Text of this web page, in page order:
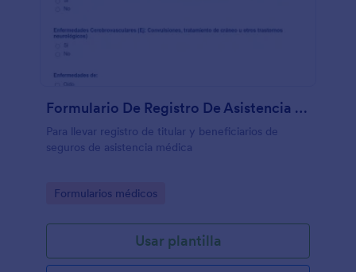
Formulario De Registro De Asistencia Médica
Para llevar registro de titular y beneficiarios de
seguros de asistencia médica
Go to Category:
Formularios médicos
Usar plantilla